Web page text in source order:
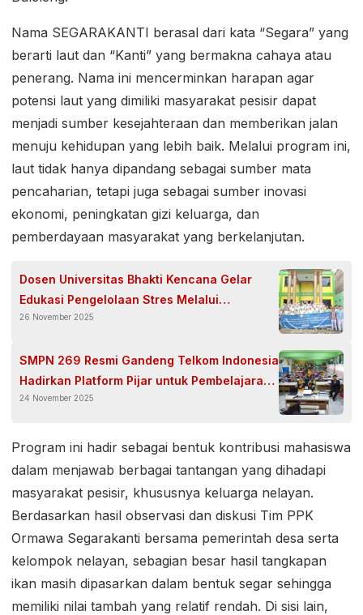
Nama SEGARAKANTI berasal dari kata “Segara” yang
berarti laut dan “Kanti” yang bermakna cahaya atau
penerang. Nama ini mencerminkan harapan agar
potensi laut yang dimiliki masyarakat pesisir dapat
menjadi sumber kesejahteraan dan memberikan jalan
menuju kehidupan yang lebih baik. Melalui program ini,
laut tidak hanya dipandang sebagai sumber mata
pencaharian, tetapi juga sebagai sumber inovasi
ekonomi, peningkatan gizi keluarga, dan
pemberdayaan masyarakat yang berkelanjutan.
Dosen Universitas Bhakti Kencana Gelar
Edukasi Pengelolaan Stres Melalui
Aromaterapi di SMK Bhakti Kencana
26 November 2025
SMPN 269 Resmi Gandeng Telkom Indonesia
Hadirkan Platform Pijar untuk Pembelajaran
Modern
24 November 2025
Program ini hadir sebagai bentuk kontribusi mahasiswa
dalam menjawab berbagai tantangan yang dihadapi
masyarakat pesisir, khususnya keluarga nelayan.
Berdasarkan hasil observasi dan diskusi Tim PPK
Ormawa Segarakanti bersama pemerintah desa serta
kelompok nelayan, sebagian besar hasil tangkapan
ikan masih dipasarkan dalam bentuk segar sehingga
memiliki nilai tambah yang relatif rendah. Di sisi lain,